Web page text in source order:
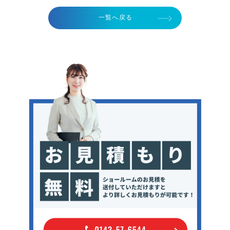
一覧へ戻る